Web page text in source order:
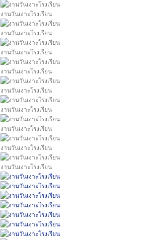
งานวันเงาะโรงเรียน
งานวันเงาะโรงเรียน
งานวันเงาะโรงเรียน
งานวันเงาะโรงเรียน
งานวันเงาะโรงเรียน
งานวันเงาะโรงเรียน
งานวันเงาะโรงเรียน
งานวันเงาะโรงเรียน
งานวันเงาะโรงเรียน